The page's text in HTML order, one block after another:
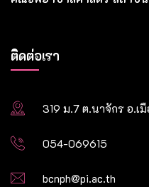
ติดต่อเรา
319 ม.7 ต.นาจักร อ.เ
054-069615
bcnph@pi.ac.th